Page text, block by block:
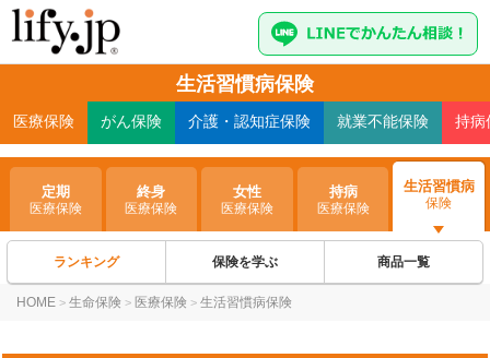
医療保険 がん保険 介護・認知症保険 就業不能保険 持病
定期
医療保険
終身
医療保険
女性
医療保険
持病
医療保険
生活習慣病
保険
生活習慣病保険
ランキング 保険を学ぶ 商品一覧
HOME > 生命保険 > 医療保険 > 生活習慣病保険